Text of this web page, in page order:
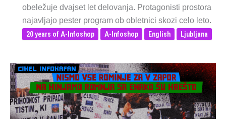
obeležuje dvajset let delovanja. Protagonisti prostora
najavljajo pester program ob obletnici skozi celo leto.
20 years of A-Infoshop A-Infoshop English Ljubljana